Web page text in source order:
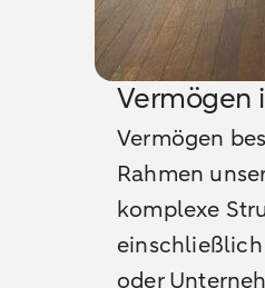
Vermögen
Vermögen
Rahmen
komplexe
oder